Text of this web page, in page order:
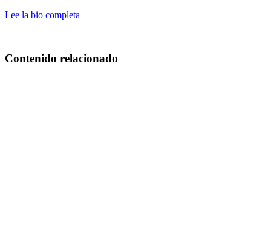
Lee la bio completa
Contenido relacionado